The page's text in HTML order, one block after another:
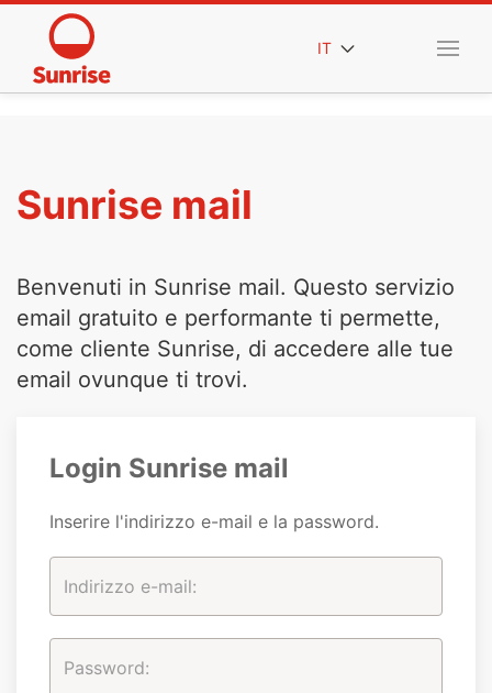
IT
Sunrise mail
Benvenuti in Sunrise mail. Questo servizio
email gratuito e performante ti permette,
come cliente Sunrise, di accedere alle tue
email ovunque ti trovi.
Login Sunrise mail
Inserire l'indirizzo e-mail e la password.